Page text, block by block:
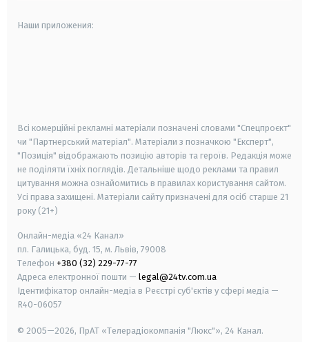
Наши приложения:
Всі комерційні рекламні матеріали позначені словами "Спецпроєкт"
чи "Партнерський матеріал". Матеріали з позначкою "Експерт",
"Позиція" відображають позицію авторів та героїв. Редакція може
не поділяти їхніх поглядів. Детальніше щодо реклами та правил
цитування можна ознайомитись в правилах користування сайтом.
Усі права захищені. Матеріали сайту призначені для осіб старше 21
року (21+)
Онлайн-медіа «24 Канал»
пл. Галицька, буд. 15, м. Львів, 79008
Телефон +380 (32) 229-77-77
Адреса електронної пошти — legal@24tv.com.ua
Ідентифікатор онлайн-медіа в Реєстрі суб'єктів у сфері медіа —
R40-06057
© 2005—2026, ПрАТ «Телерадіокомпанія "Люкс"», 24 Канал.